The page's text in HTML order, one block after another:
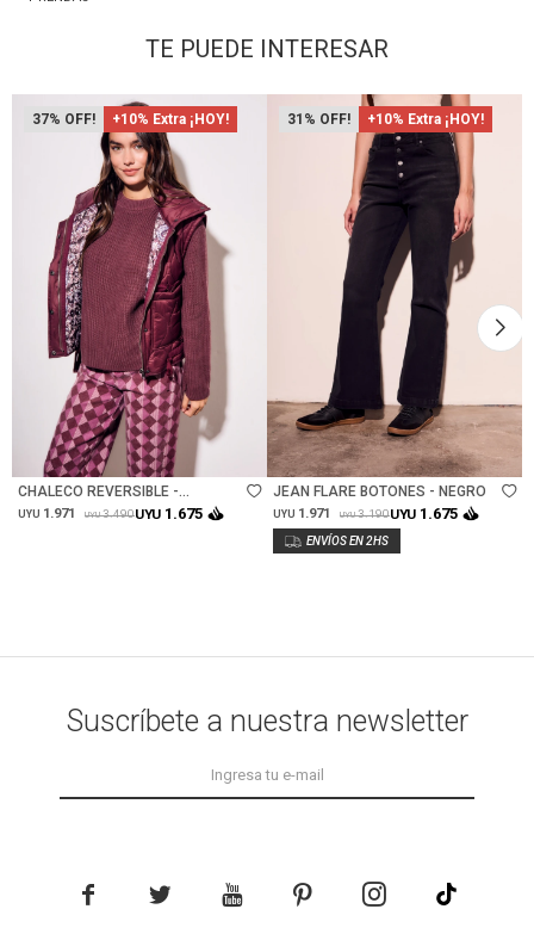
TE PUEDE INTERESAR
37 +10% Extra ¡HOY!
Talle
CHALECO REVERSIBLE -
BORDEAUX
UYU 1.971 UYU 3.490UYU 1.675
31 +10% Extra ¡HOY!
Talle
JEAN FLARE BOTONES - NEGRO
UYU 1.971 UYU 3.190UYU 1.675
Suscríbete a nuestra newsletter
    